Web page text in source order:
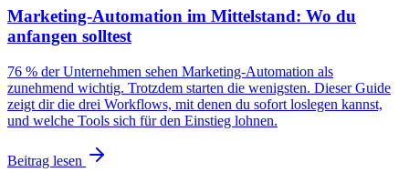
Marketing-Automation im Mittelstand: Wo du
anfangen solltest
76 % der Unternehmen sehen Marketing-Automation als
zunehmend wichtig. Trotzdem starten die wenigsten. Dieser Guide
zeigt dir die drei Workflows, mit denen du sofort loslegen kannst,
und welche Tools sich für den Einstieg lohnen.
Beitrag lesen